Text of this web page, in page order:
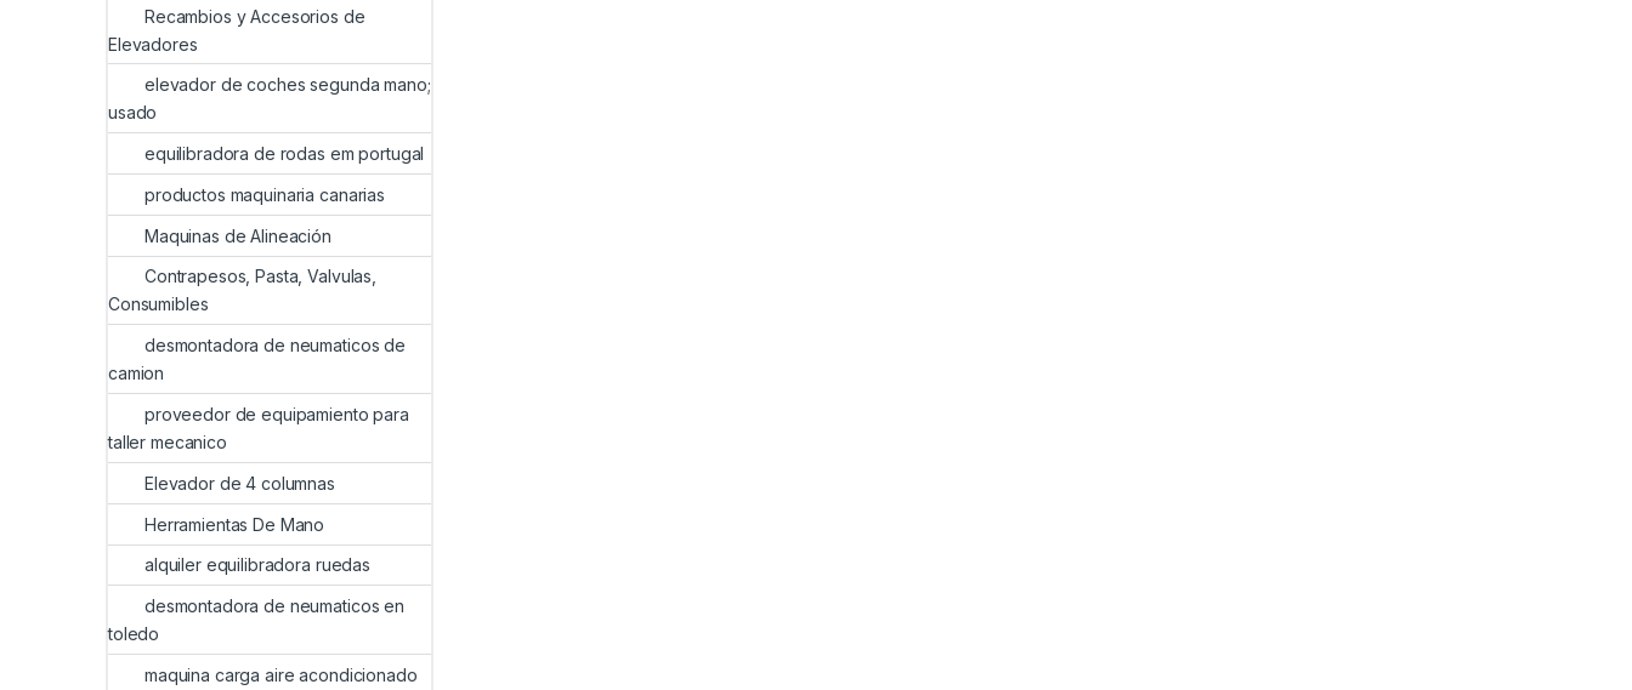
Recambios y Accesorios de
Elevadores
elevador de coches segunda mano;
usado
equilibradora de rodas em portugal
productos maquinaria canarias
Maquinas de Alineación
Contrapesos, Pasta, Valvulas,
Consumibles
desmontadora de neumaticos de
camion
proveedor de equipamiento para
taller mecanico
Elevador de 4 columnas
Herramientas De Mano
alquiler equilibradora ruedas
desmontadora de neumaticos en
toledo
maquina carga aire acondicionado